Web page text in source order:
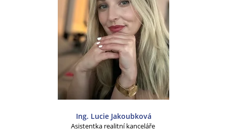
Ing. Lucie Jakoubková
Asistentka realitní kanceláře